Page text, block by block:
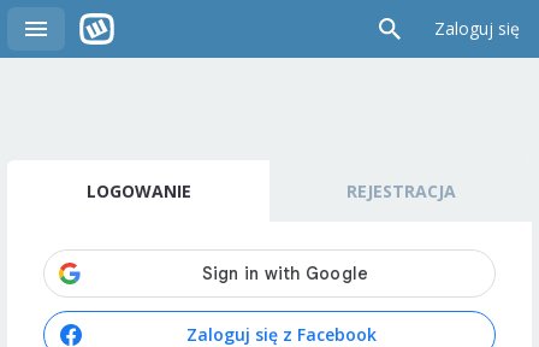
Zaloguj się
LOGOWANIE REJESTRACJA
Zaloguj się z Facebook